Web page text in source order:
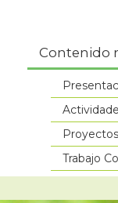
Contenido
Trabajo